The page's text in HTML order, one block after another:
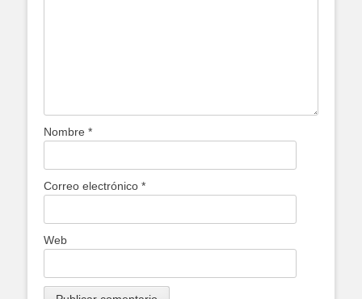
Nombre *
Correo electrónico *
Web